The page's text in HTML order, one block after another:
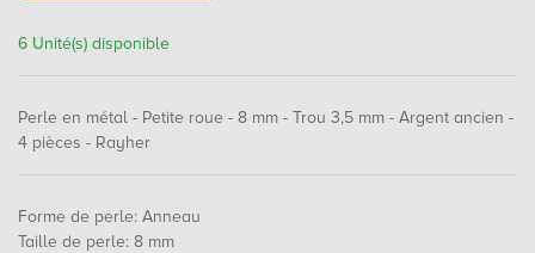
6 Unité(s) disponible
Perle en métal - Petite roue - 8 mm - Trou 3,5 mm - Argent ancien -
4 pièces - Rayher
Forme de perle: Anneau
Taille de perle: 8 mm